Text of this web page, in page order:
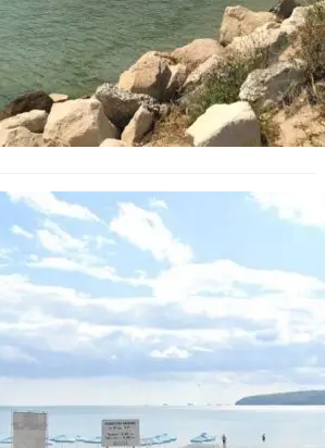
Пробите потвърдиха: водата край
Офицерския плаж вече е
безопасна за къпане